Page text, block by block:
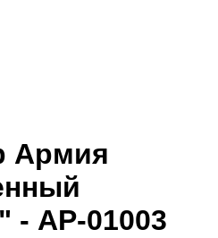
Армия
- АР-01003